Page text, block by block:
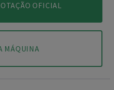
OFICIAL
MÁQUINA